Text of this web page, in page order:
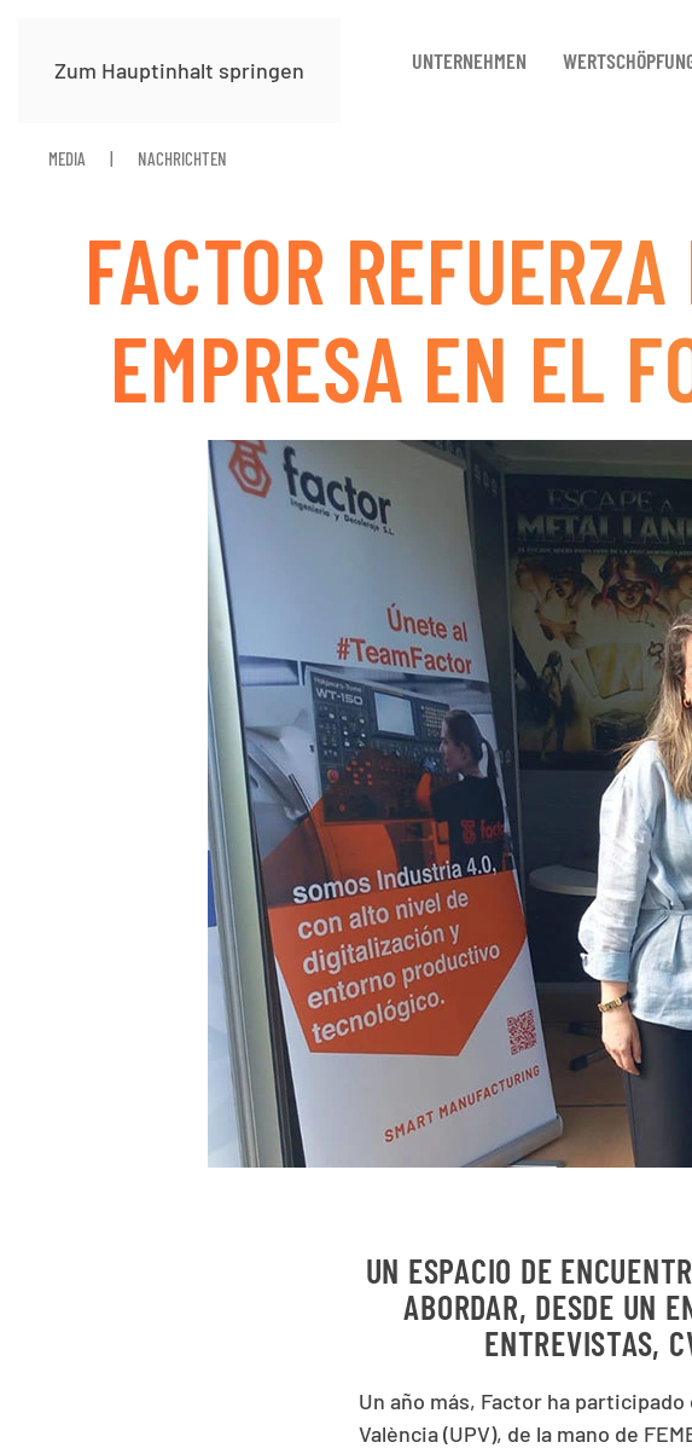
Zum Hauptinhalt springen UNTERNEHMEN
MEDIA NACHRICHTEN
FACTOR
EMPRESA EN EL
UN ESPACIO DE
ABORDAR, DESDE UN
ENTREVISTAS,
Un año más, Factor ha
València (UPV), de la mano de